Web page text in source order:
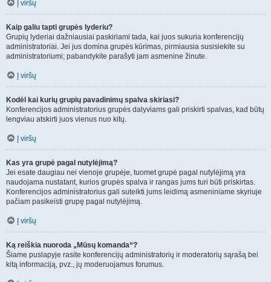
Į viršų
Kaip galiu tapti grupės lyderiu?
Grupių lyderiai dažniausiai paskiriami tada, kai juos sukuria konferencijų
administratoriai. Jei jus domina grupės kūrimas, pirmiausia susisiekite su
administratoriumi; pabandykite parašyti jam asmenine žinute.
Į viršų
Kodėl kai kurių grupių pavadinimų spalva skiriasi?
Konferencijos administratorius grupės dalyviams gali priskirti spalvas, kad būtų
lengviau atskirti juos vienus nuo kitų.
Į viršų
Kas yra grupė pagal nutylėjimą?
Jei esate daugiau nei vienoje grupėje, tuomet grupė pagal nutylėjimą yra
naudojama nustatant, kurios grupės spalva ir rangas jums turi būti priskirtas.
Konferencijos administratorius gali suteikti jums leidimą asmeniniame skyriuje
pačiam pasikeisti grupę pagal nutylėjimą.
Į viršų
Ką reiškia nuoroda „Mūsų komanda“?
Šiame puslapyje rasite konferencijų administratorių ir moderatorių sąrašą bei
kitą informaciją, pvz., jų moderuojamus forumus.